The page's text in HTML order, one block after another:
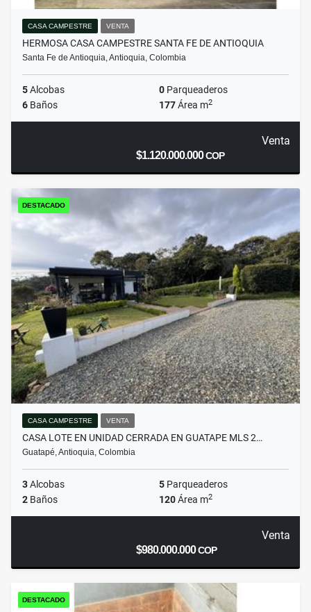
CASA CAMPESTRE VENTA
HERMOSA CASA CAMPESTRE SANTA FE DE ANTIOQUIA
Santa Fe de Antioquia, Antioquia, Colombia
5Alcobas 0 Parqueaderos
6 Baños 177Área m2
Venta
$1.120.000.000COP
DESTACADO
CASA CAMPESTRE VENTA
CASA LOTE EN UNIDAD CERRADA EN GUATAPE MLS 2…
Guatapé, Antioquia, Colombia
3Alcobas 5 Parqueaderos
2 Baños 120Área m2
Venta
$980.000.000COP
DESTACADO